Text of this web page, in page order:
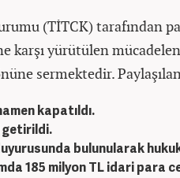
(TİTCK) tarafından
karşı yürütülen
sermektedir.
kapatıldı.
getirildi.
bulunularak
185 milyon TLidari para